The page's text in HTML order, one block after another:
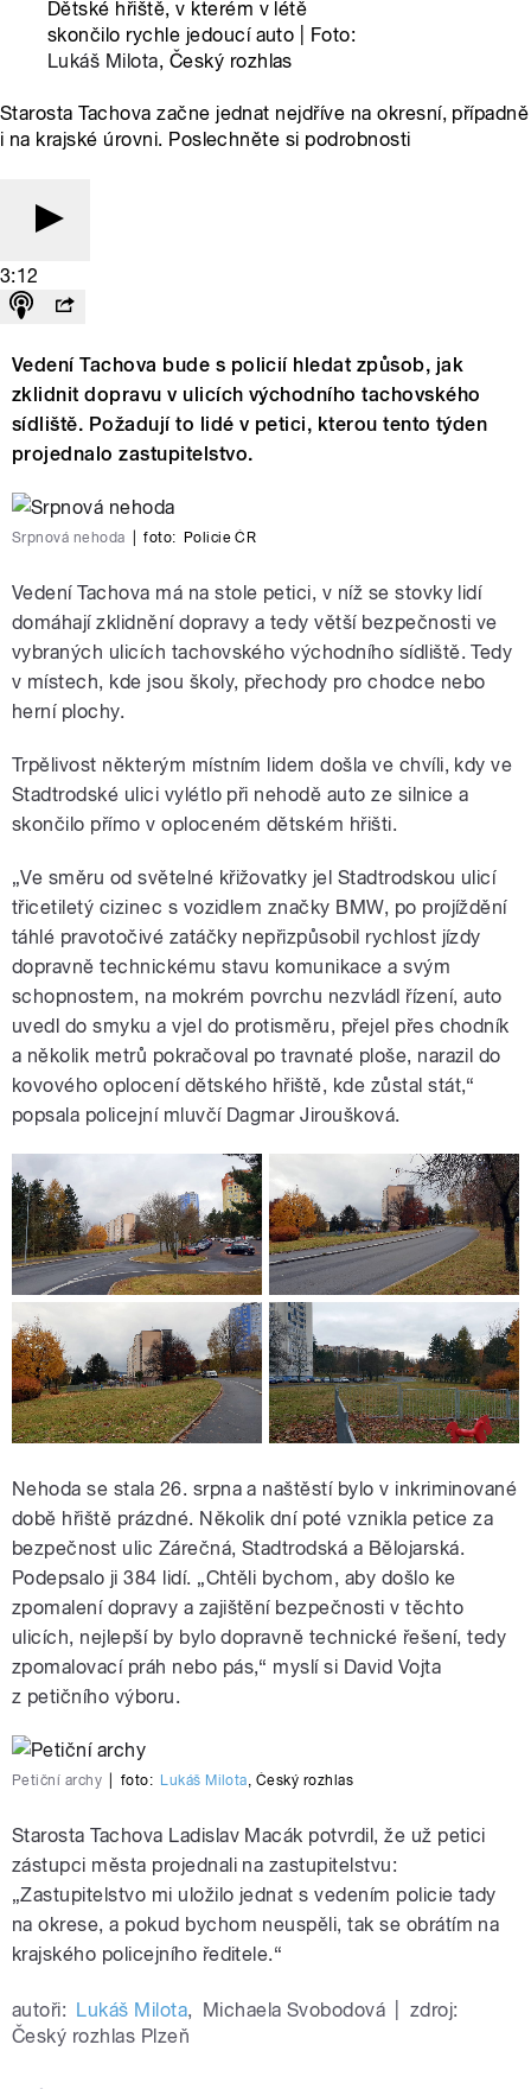
Dětské hřiště, v kterém v létě
skončilo rychle jedoucí auto | Foto:
Lukáš Milota, Český rozhlas
Starosta Tachova začne jednat nejdříve na okresní, případně
i na krajské úrovni. Poslechněte si podrobnosti
3:12
Vedení Tachova bude s policií hledat způsob, jak
zklidnit dopravu v ulicích východního tachovského
sídliště. Požadují to lidé v petici, kterou tento týden
projednalo zastupitelstvo.
Srpnová nehoda foto: Policie ČR
Vedení Tachova má na stole petici, v níž se stovky lidí
domáhají zklidnění dopravy a tedy větší bezpečnosti ve
vybraných ulicích tachovského východního sídliště. Tedy
v místech, kde jsou školy, přechody pro chodce nebo
herní plochy.
Trpělivost některým místním lidem došla ve chvíli, kdy ve
Stadtrodské ulici vylétlo při nehodě auto ze silnice a
skončilo přímo v oploceném dětském hřišti.
„Ve směru od světelné křižovatky jel Stadtrodskou ulicí
třicetiletý cizinec s vozidlem značky BMW, po projíždění
táhlé pravotočivé zatáčky nepřizpůsobil rychlost jízdy
dopravně technickému stavu komunikace a svým
schopnostem, na mokrém povrchu nezvládl řízení, auto
uvedl do smyku a vjel do protisměru, přejel přes chodník
a několik metrů pokračoval po travnaté ploše, narazil do
kovového oplocení dětského hřiště, kde zůstal stát,“
popsala policejní mluvčí Dagmar Jiroušková.
Nehoda se stala 26. srpna a naštěstí bylo v inkriminované
době hřiště prázdné. Několik dní poté vznikla petice za
bezpečnost ulic Zárečná, Stadtrodská a Bělojarská.
Podepsalo ji 384 lidí. „Chtěli bychom, aby došlo ke
zpomalení dopravy a zajištění bezpečnosti v těchto
ulicích, nejlepší by bylo dopravně technické řešení, tedy
zpomalovací práh nebo pás,“ myslí si David Vojta
z petičního výboru.
Petiční archy foto: Lukáš Milota, Český rozhlas
Starosta Tachova Ladislav Macák potvrdil, že už petici
zástupci města projednali na zastupitelstvu:
„Zastupitelstvo mi uložilo jednat s vedením policie tady
na okrese, a pokud bychom neuspěli, tak se obrátím na
krajského policejního ředitele.“
autoři: Lukáš Milota, Michaela Svobodová
zdroj:
Český rozhlas Plzeň